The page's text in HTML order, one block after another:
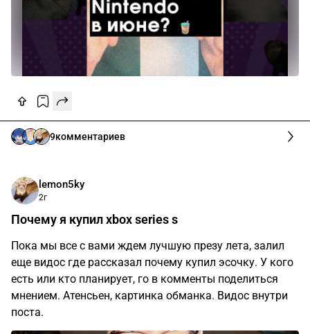
9комментариев
lemon5ky
2г
Почему я купил xbox series s
Пока мы все с вами ждем лучшую презу лета, залил
еще видос где рассказал почему купил эсочку. У кого
есть или кто планирует, го в комменты поделиться
мнением. Атенсьен, картинка обманка. Видос внутри
поста.